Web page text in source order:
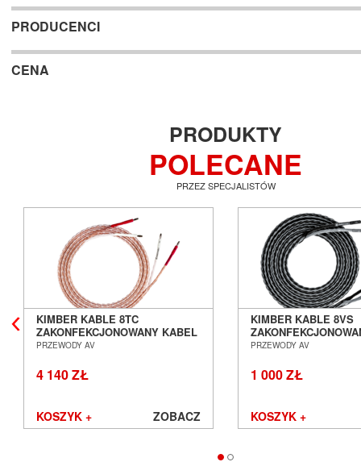
PRODUCENCI
CENA
PRODUKTY
POLECANE
PRZEZ SPECJALISTÓW
KIMBER KABLE 8TC
ZAKONFEKCJONOWANY KABEL
GŁOŚNIKOWY 2 X 3,0M SALON
PRZEWODY AV
4 140 ZŁ
KOSZYK + ZOBACZ
KIMBER KABLE 8VS
GŁOŚNIKOWY 2 X
PRZEWODY AV
1 000 ZŁ
KOSZYK +